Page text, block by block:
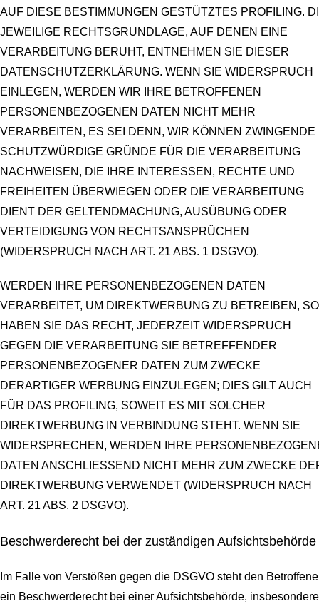
AUF DIESE BESTIMMUNGEN GESTÜTZTES PROFILING.
JEWEILIGE RECHTSGRUNDLAGE, AUF DENEN EINE
VERARBEITUNG BERUHT, ENTNEHMEN SIE DIESER
DATENSCHUTZERKLÄRUNG. WENN SIE WIDERSPRUCH
EINLEGEN, WERDEN WIR IHRE BETROFFENEN
PERSONENBEZOGENEN DATEN NICHT MEHR
VERARBEITEN, ES SEI DENN, WIR KÖNNEN ZWINGENDE
SCHUTZWÜRDIGE GRÜNDE FÜR DIE VERARBEITUNG
NACHWEISEN, DIE IHRE INTERESSEN, RECHTE UND
FREIHEITEN ÜBERWIEGEN ODER DIE VERARBEITUNG
DIENT DER GELTENDMACHUNG, AUSÜBUNG ODER
VERTEIDIGUNG VON RECHTSANSPRÜCHEN
(WIDERSPRUCH NACH ART. 21 ABS. 1 DSGVO).
WERDEN IHRE PERSONENBEZOGENEN DATEN
VERARBEITET, UM DIREKTWERBUNG ZU BETREIBEN, SO
HABEN SIE DAS RECHT, JEDERZEIT WIDERSPRUCH
GEGEN DIE VERARBEITUNG SIE BETREFFENDER
PERSONENBEZOGENER DATEN ZUM ZWECKE
DERARTIGER WERBUNG EINZULEGEN; DIES GILT AUCH
FÜR DAS PROFILING, SOWEIT ES MIT SOLCHER
DIREKTWERBUNG IN VERBINDUNG STEHT. WENN SIE
WIDERSPRECHEN, WERDEN IHRE
DATEN ANSCHLIESSEND NICHT MEHR ZUM ZWECKE
DIREKTWERBUNG VERWENDET (WIDERSPRUCH NACH
ART. 21 ABS. 2 DSGVO).
Beschwerde­recht bei der zuständigen Aufsichts­behörde
Im Falle von Verstößen gegen die DSGVO steht den
ein Beschwerderecht bei einer Aufsichtsbehörde,